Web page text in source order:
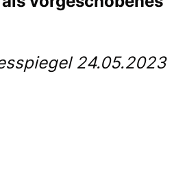
KIEZ NEWS
24.05.2023